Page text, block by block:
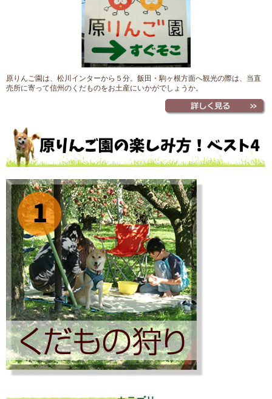
原りんご園は、松川インターから５分。飯田・駒ヶ根方面へ観光の際は、当直
売所に寄って信州のくだものをお土産にいかがでしょうか。